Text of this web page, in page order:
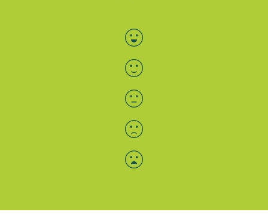
Bewertung auswählen